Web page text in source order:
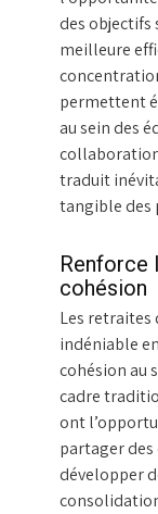
des objectifs
meilleure
permettent
au sein des
collaboration
traduit
tangible des
Renforce
cohésion
Les retraites
indéniable
cohésion au
cadre
ont
partager des
développer